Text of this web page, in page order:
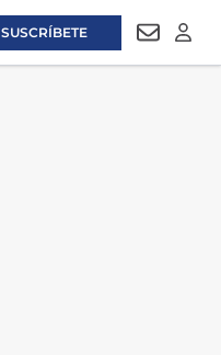
SUSCRÍBETE